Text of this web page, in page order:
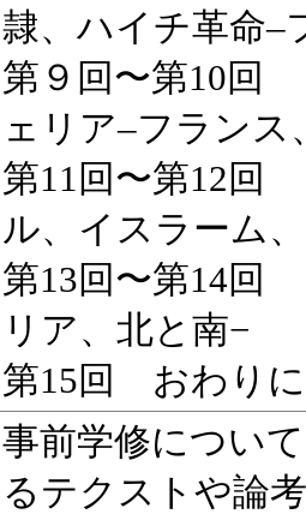
隷、ハイチ革命–
第９回〜第10回
ェリア–フランス
第11回〜第12回
ル、イスラーム
第13回〜第14回
リア、北と南−
第15回 おわりに
事前学修につい
るテクストや論